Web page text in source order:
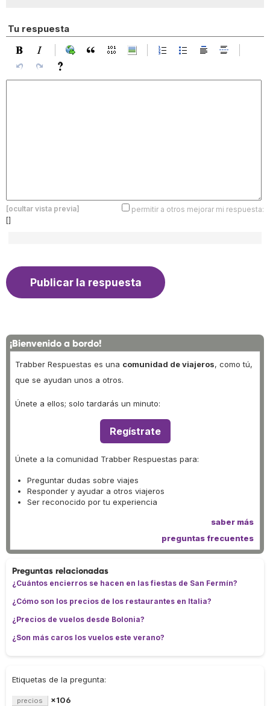
Tu respuesta
[ocultar vista previa]
permitir a otros mejorar mi respuesta:
[]
¡Bienvenido a bordo!
Trabber Respuestas es una comunidad de viajeros, como tú,
que se ayudan unos a otros.
Únete a ellos; solo tardarás un minuto:
Regístrate
Únete a la comunidad Trabber Respuestas para:
Preguntar dudas sobre viajes
Responder y ayudar a otros viajeros
Ser reconocido por tu experiencia
saber más
preguntas frecuentes
Preguntas relacionadas
¿Cuántos encierros se hacen en las fiestas de San Fermín?
¿Cómo son los precios de los restaurantes en Italia?
¿Precios de vuelos desde Bolonia?
¿Son más caros los vuelos este verano?
Etiquetas de la pregunta:
precios ×106